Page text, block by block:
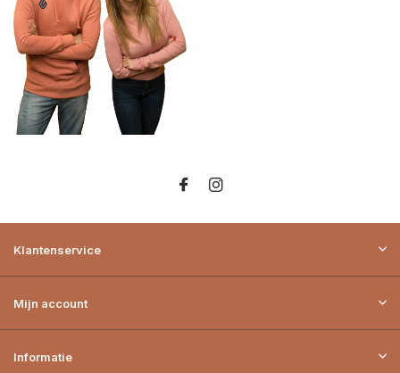
Klantenservice
Mijn account
Informatie